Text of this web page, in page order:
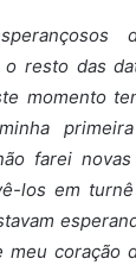
resto das
momento
farei
los em
meu coração